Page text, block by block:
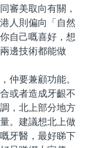
審美取向有關，
人則偏向「自然
自己嘅喜好，想
邊技術都能做
要兼顧功能。
或者造成牙齦不
，北上部分地方
。建議想北上做
牙醫，最好睇下